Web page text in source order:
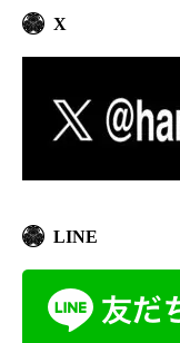
X
LINE